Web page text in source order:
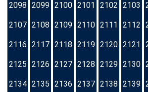
2098 2099 2100 2101 2102 2103
2107 2108 2109 2110 2111 2112
2116 2117 2118 2119 2120 2121
2125 2126 2127 2128 2129 2130
2134 2135 2136 2137 2138 2139